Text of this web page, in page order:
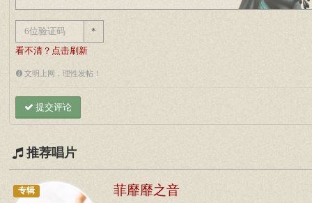
*
看不清？点击刷新
文明上网，理性发帖！
提交评论
推荐唱片
专辑 菲靡靡之音